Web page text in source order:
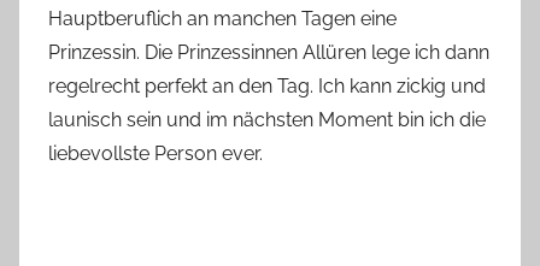
Hauptberuflich an manchen Tagen eine
Prinzessin. Die Prinzessinnen Allüren lege ich dann
regelrecht perfekt an den Tag. Ich kann zickig und
launisch sein und im nächsten Moment bin ich die
liebevollste Person ever.